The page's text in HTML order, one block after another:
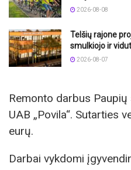
2026-08-08
Telšių rajone
smulkiojo ir
2026-08-07
Remonto darbus
UAB „Povila“. Sutarties
eurų.
Darbai vykdomi